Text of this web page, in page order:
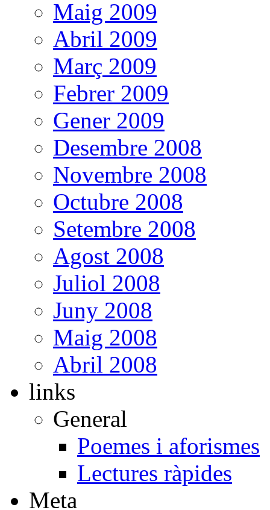
Maig 2009
Abril 2009
Març 2009
Febrer 2009
Gener 2009
Desembre 2008
Novembre 2008
Octubre 2008
Setembre 2008
Agost 2008
Juliol 2008
Juny 2008
Maig 2008
Abril 2008
links
General
Poemes i aforismes
Lectures ràpides
Meta